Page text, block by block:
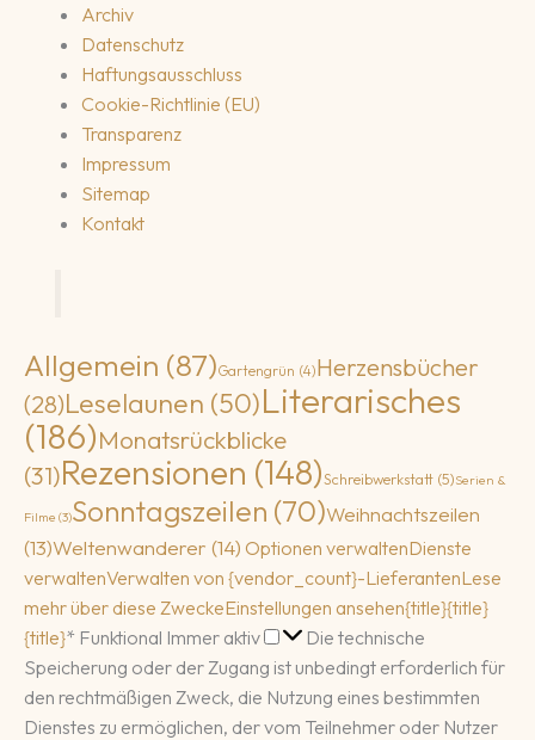
Archiv
Datenschutz
Haftungsausschluss
Cookie-Richtlinie (EU)
Transparenz
Impressum
Sitemap
Kontakt
Allgemein (87)Gartengrün (4)Herzensbücher
(28)Leselaunen (50)Literarisches
(186)Monatsrückblicke
(31)Rezensionen (148)Schreibwerkstatt (5)Serien &
Filme (3)Sonntagszeilen (70)Weihnachtszeilen
(13)Weltenwanderer (14) Optionen verwaltenDienste
verwaltenVerwalten von {vendor_count}-LieferantenLese
mehr über diese ZweckeEinstellungen ansehen{title}{title}
{title}* Funktional Immer aktiv Funktional
Die technische
Speicherung oder der Zugang ist unbedingt erforderlich für
den rechtmäßigen Zweck, die Nutzung eines bestimmten
Dienstes zu ermöglichen, der vom Teilnehmer oder Nutzer